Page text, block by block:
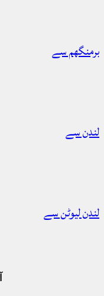
برمنگھم سے
لندن سے
لندن لیوٹن سے